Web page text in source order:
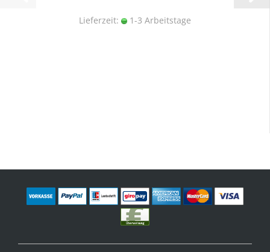
Lieferzeit: 1-3 Arbeitstage